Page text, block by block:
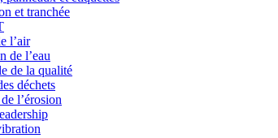
et tranchée
l’air
de l’eau
de la qualité
déchets
l’érosion